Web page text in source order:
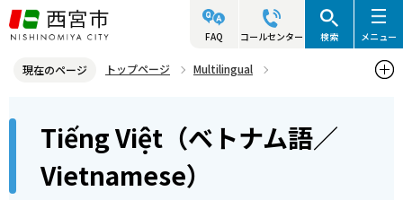
こ
の
ジ
頭
FAQ コールセンター 検索 メニュー
現在のページ トップページ
Multilingual
Tiếng Việt（ベトナム語／
Vietnamese）